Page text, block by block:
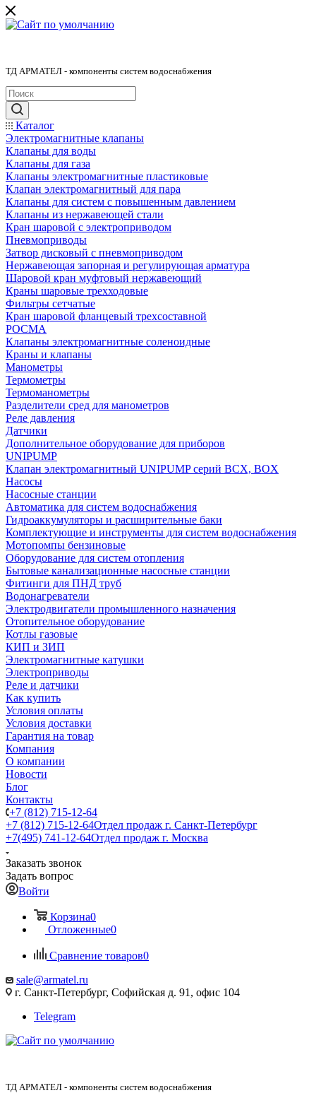
ТД АРМАТЕЛ - компоненты систем водоснабжения
Каталог
Электромагнитные клапаны
Клапаны для воды
Клапаны для газа
Клапаны электромагнитные пластиковые
Клапан электромагнитный для пара
Клапаны для систем с повышенным давлением
Клапаны из нержавеющей стали
Кран шаровой с электроприводом
Пневмоприводы
Затвор дисковый с пневмоприводом
Нержавеющая запорная и регулирующая арматура
Шаровой кран муфтовый нержавеющий
Краны шаровые трехходовые
Фильтры сетчатые
Кран шаровой фланцевый трехсоставной
РОСМА
Клапаны электромагнитные соленоидные
Краны и клапаны
Манометры
Термометры
Термоманометры
Разделители сред для манометров
Реле давления
Датчики
Дополнительное оборудование для приборов
UNIPUMP
Клапан электромагнитный UNIPUMP серий BCX, BOX
Насосы
Насосные станции
Автоматика для систем водоснабжения
Гидроаккумуляторы и расширительные баки
Комплектующие и инструменты для систем водоснабжения
Мотопомпы бензиновые
Оборудование для систем отопления
Бытовые канализационные насосные станции
Фитинги для ПНД труб
Водонагреватели
Электродвигатели промышленного назначения
Отопительное оборудование
Котлы газовые
КИП и ЗИП
Электромагнитные катушки
Электроприводы
Реле и датчики
Как купить
Условия оплаты
Условия доставки
Гарантия на товар
Компания
О компании
Новости
Блог
Контакты
+7 (812) 715-12-64
+7 (812) 715-12-64Отдел продаж г. Санкт-Петербург
+7(495) 741-12-64Отдел продаж г. Москва
Заказать звонок
Задать вопрос
Войти
Корзина0
Отложенные0
Сравнение товаров0
sale@armatel.ru
г. Санкт-Петербург, Софийская д. 91, офис 104
Telegram
ТД АРМАТЕЛ - компоненты систем водоснабжения